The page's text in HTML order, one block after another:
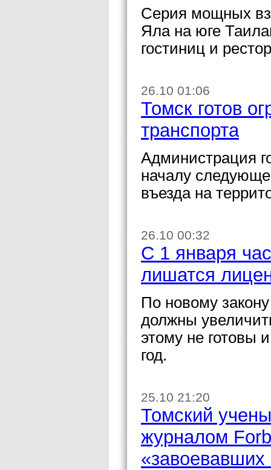
Серия мощных
Яла на юге
гостиниц и
26.10 01:06
Томск готов
транспорта
Администрация
началу
въезда на
26.10 00:32
С 1 января
лишатся
По новому
должны
этому не готовы
год.
25.10 21:20
Томский
журналом